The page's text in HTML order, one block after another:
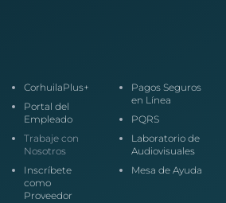
CorhuilaPlus+
Portal del
Empleado
Trabaje con
Nosotros
Inscríbete
como
Proveedor
Pagos Seguros
en Línea
PQRS
Laboratorio de
Audiovisuales
Mesa de Ayuda